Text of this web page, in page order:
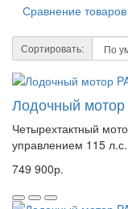
Сравнение
Сортировать:
Лодочный мотор
Четырехтактный
управлением 115
749 900р.